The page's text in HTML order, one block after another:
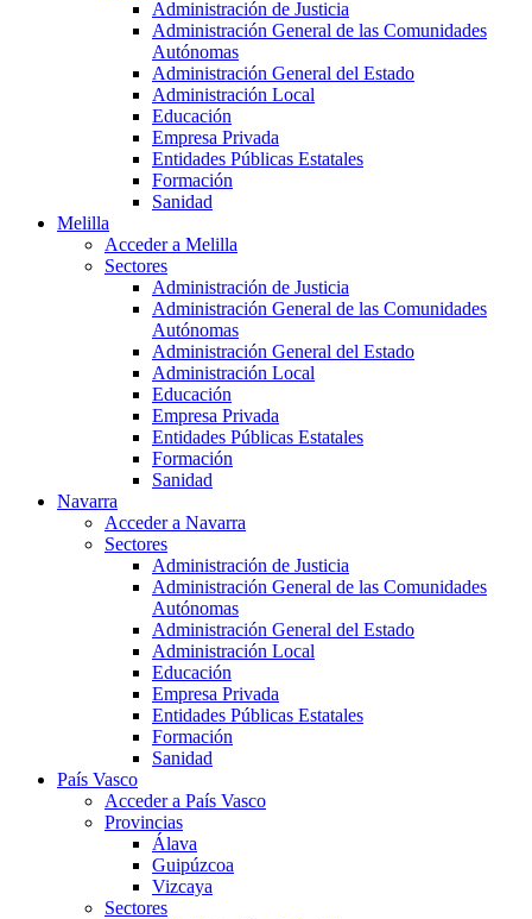
Administración de Justicia
Administración General de las Comunidades
Autónomas
Administración General del Estado
Administración Local
Educación
Empresa Privada
Entidades Públicas Estatales
Formación
Sanidad
Melilla
Acceder a Melilla
Sectores
Administración de Justicia
Administración General de las Comunidades
Autónomas
Administración General del Estado
Administración Local
Educación
Empresa Privada
Entidades Públicas Estatales
Formación
Sanidad
Navarra
Acceder a Navarra
Sectores
Administración de Justicia
Administración General de las Comunidades
Autónomas
Administración General del Estado
Administración Local
Educación
Empresa Privada
Entidades Públicas Estatales
Formación
Sanidad
País Vasco
Acceder a País Vasco
Provincias
Álava
Guipúzcoa
Vizcaya
Sectores